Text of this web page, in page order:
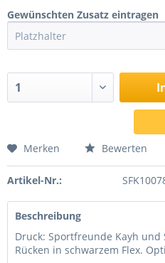
Gewünschten Zusatz eintragen
Merken Bewerten
Artikel-Nr.:
Beschreibung
Druck: Sportfreunde Kayh und
Rücken in schwarzem Flex.